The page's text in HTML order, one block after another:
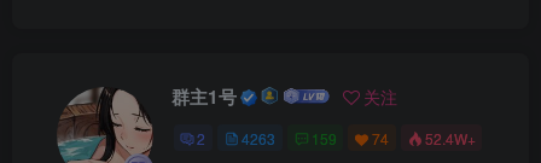
群主1号 关注
2 4263 159 74 52.4W+